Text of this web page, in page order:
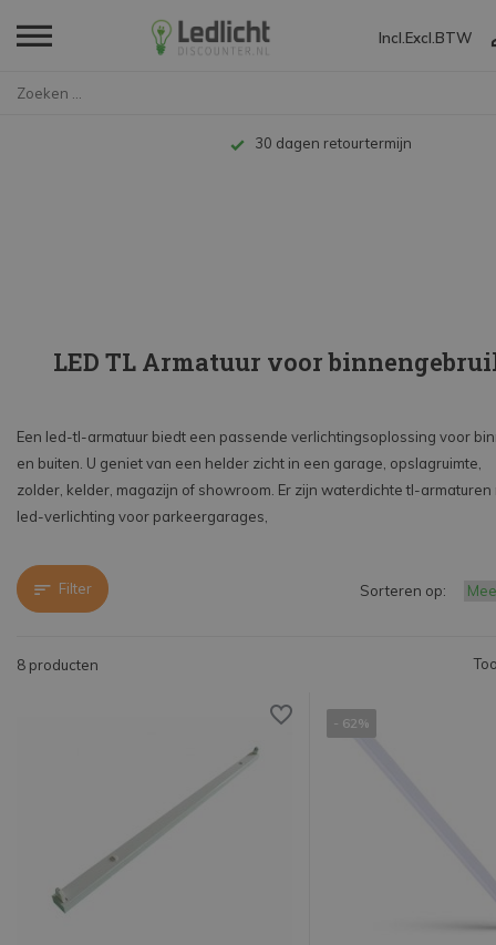
Incl. Excl. BTW
Tot 10 jaar garantie
LED TL Armatuur voor
Een led-tl-armatuur biedt een passende verlichtingsoplossing voor
en buiten. U geniet van een helder zicht in een garage, opslagruimte,
zolder, kelder, magazijn of showroom. Er zijn waterdichte tl-armaturen
led-verlichting voor parkeergarages,
Filter
8 producten
Sorteren op:
- 62%